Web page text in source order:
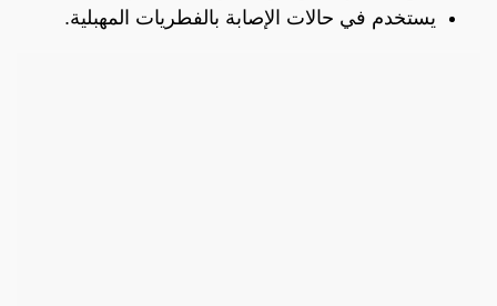
يستخدم في حالات الإصابة بالفطريات المهبلية.